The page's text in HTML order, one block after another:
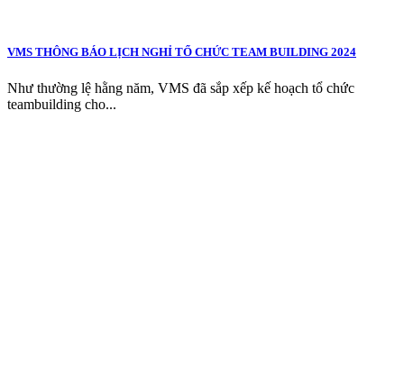
VMS THÔNG BÁO LỊCH NGHỈ TỔ CHỨC TEAM BUILDING 2024
Như thường lệ hằng năm, VMS đã sắp xếp kế hoạch tổ chức
teambuilding cho...